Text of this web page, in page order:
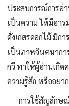
ประสบการณ์การอ่
เป็นความ ให้มีอา
ดั่งเกสรดอกไม้ มีก
เป็นภาพจินตนาก
กวี ทาให้ผู้อ่านเกิด
ความรู้สึก หรืออยา
การใช้สัญลักษณ์